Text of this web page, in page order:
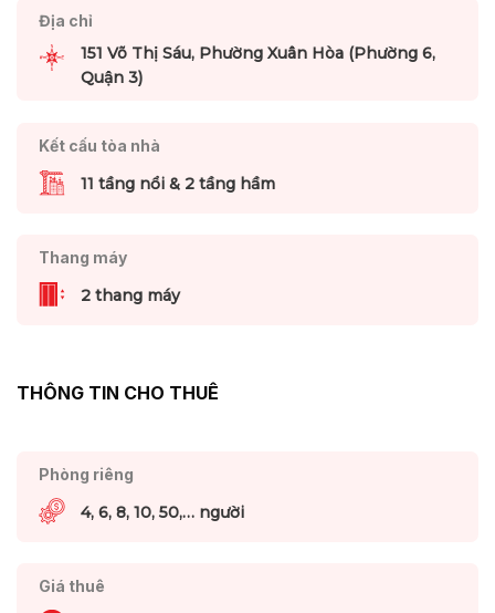
Địa chỉ
151 Võ Thị Sáu, Phường Xuân Hòa (Phường 6,
Quận 3)
Kết cấu tòa nhà
11 tầng nổi & 2 tầng hầm
Thang máy
2 thang máy
THÔNG TIN CHO THUÊ
Phòng riêng
4, 6, 8, 10, 50,… người
Giá thuê